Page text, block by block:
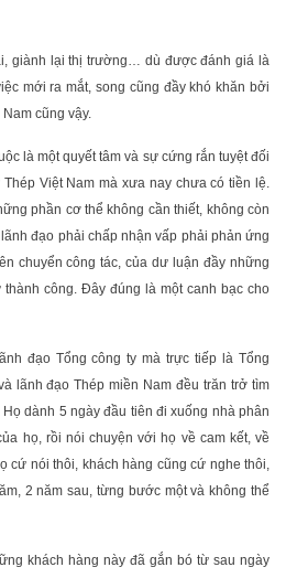
giành lại thị trường… dù được đánh giá là
mới ra mắt, song cũng đầy khó khăn bởi
cũng vậy.
là một quyết tâm và sự cứng rắn tuyệt đối
Việt Nam mà xưa nay chưa có tiền lệ.
phần cơ thể không cần thiết, không còn
đạo phải chấp nhận vấp phải phản ứng
chuyển công tác, của dư luận đầy những
công. Đây đúng là một canh bạc cho
đạo Tổng công ty mà trực tiếp là Tổng
lãnh đạo Thép miền Nam đều trăn trở tìm
dành 5 ngày đầu tiên đi xuống nhà phân
họ, rồi nói chuyện với họ về cam kết, về
cứ nói thôi, khách hàng cũng cứ nghe thôi,
2 năm sau, từng bước một và không thể
khách hàng này đã gắn bó từ sau ngày